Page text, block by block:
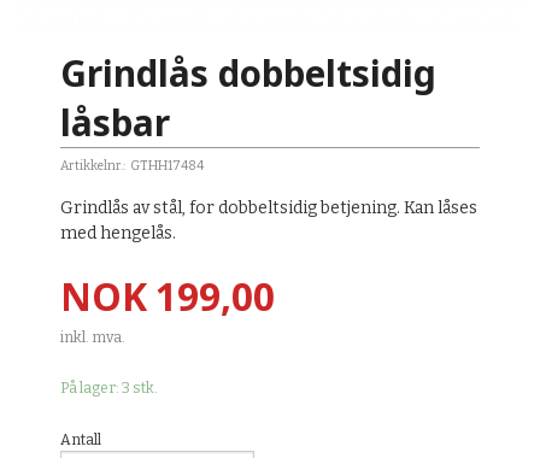
Grindlås dobbeltsidig
låsbar
Artikkelnr.: GTHH17484
Grindlås av stål, for dobbeltsidig betjening. Kan låses
med hengelås.
Pris
NOK199,00
inkl. mva.
På lager: 3 stk.
Antall